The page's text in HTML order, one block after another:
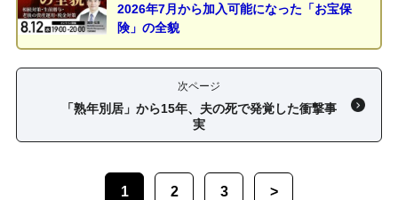
2026年7月から加入可能になった「お宝保
険」の全貌
次ページ
「熟年別居」から15年、夫の死で発覚した衝撃事
実
1 2 3 >